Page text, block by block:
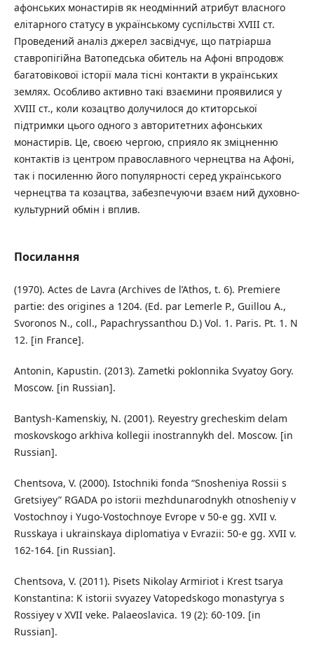
афонських монастирів як неодмінний атрибут власного
елітарного статусу в українському суспільстві XVIII ст.
Проведений аналіз джерел засвідчує, що патріарша
ставропігійна Ватопедська обитель на Афоні впродовж
багатовікової історії мала тісні контакти в українських
землях. Особливо активно такі взаємини проявилися у
XVIII ст., коли козацтво долучилося до ктиторської
підтримки цього одного з авторитетних афонських
монастирів. Це, своєю чергою, сприяло як зміцненню
контактів із центром православного чернецтва на Афоні,
так і посиленню його популярності серед українського
чернецтва та козацтва, забезпечуючи взаєм ний духовно-
культурний обмін і вплив.
Посилання
(1970). Actes de Lavra (Archives de l’Athos, t. 6). Premiere
partie: des origines a 1204. (Ed. par Lemerle P., Guillou A.,
Svoronos N., coll., Papachryssanthou D.) Vol. 1. Paris. Pt. 1. N
12. [in France].
Antonin, Kapustin. (2013). Zametki poklonnika Svyatoy Gory.
Moscow. [in Russian].
Bantysh-Kamenskiy, N. (2001). Reyestry grecheskim delam
moskovskogo arkhiva kollegii inostrannykh del. Moscow. [in
Russian].
Chentsova, V. (2000). Istochniki fonda “Snosheniya Rossii s
Gretsiyey” RGADA po istorii mezhdunarodnykh otnosheniy v
Vostochnoy i Yugo-Vostochnoye Evrope v 50-e gg. XVII v.
Russkaya i ukrainskaya diplomatiya v Evrazii: 50-e gg. XVII v.
162-164. [in Russian].
Chentsova, V. (2011). Pisets Nikolay Armiriot i Krest tsarya
Konstantina: K istorii svyazey Vatopedskogo monastyrya s
Rossiyey v XVII veke. Palaeoslavica. 19 (2): 60-109. [in
Russian].